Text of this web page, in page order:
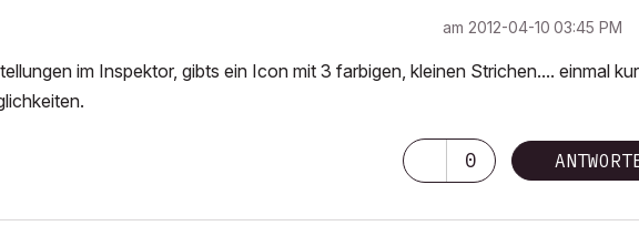
am ‎2012-04-10 03:45 PM
im Inspektor, gibts ein Icon mit 3 farbigen, kleinen Strichen.... einmal
0